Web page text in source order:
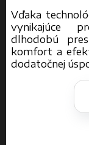
Vďaka
vynikajúce
dlhodobú
komfort a
dodatočnej